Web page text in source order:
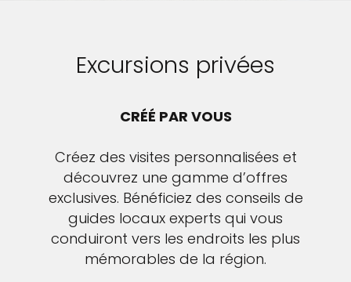
Excursions privées
CRÉÉ PAR VOUS
Créez des visites personnalisées et
découvrez une gamme d’offres
exclusives. Bénéficiez des conseils de
guides locaux experts qui vous
conduiront vers les endroits les plus
mémorables de la région.